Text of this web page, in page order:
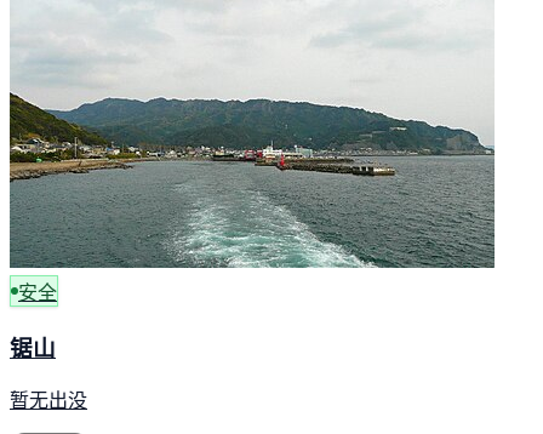
安全
锯山
暂无出没